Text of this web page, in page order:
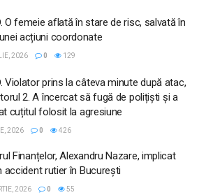
O femeie aflată în stare de risc, salvată în
acțiuni coordonate
2026 0 129
Violator prins la câteva minute după atac,
2. A încercat să fugă de polițiști și a
cuțitul folosit la agresiune
2026 0 426
Finanțelor, Alexandru Nazare, implicat
accident rutier în București
2026 0 55